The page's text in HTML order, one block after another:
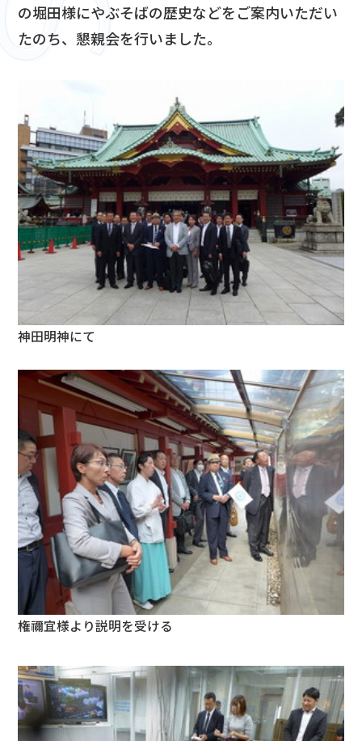
の堀田様にやぶそばの歴史などをご案内いただい
たのち、懇親会を行いました。
神田明神にて
権禰宜様より説明を受ける